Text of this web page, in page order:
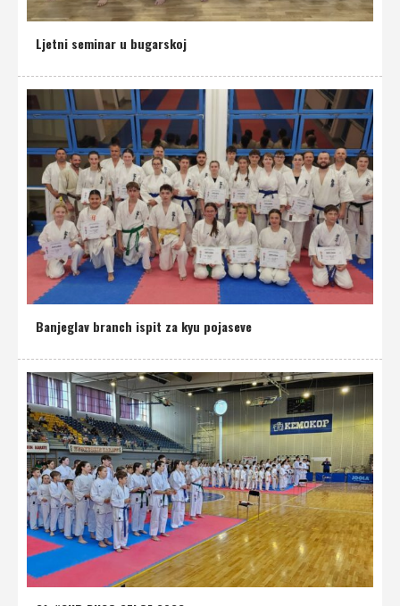
Ljetni seminar u bugarskoj
Banjeglav branch ispit za kyu pojaseve